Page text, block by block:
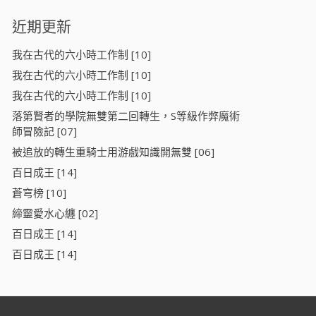
近期更新
我在古代的六小時工作制 [10]
我在古代的六小時工作制 [10]
我在古代的六小時工作制 [10]
落第賢者的學院無雙第二回轉生，S等級作弊魔術
師冒險記 [07]
被追放的轉生重騎士用游戲知識開無雙 [06]
百日成王 [14]
蒼穹榜 [10]
締靈愛水心纏 [02]
百日成王 [14]
百日成王 [14]